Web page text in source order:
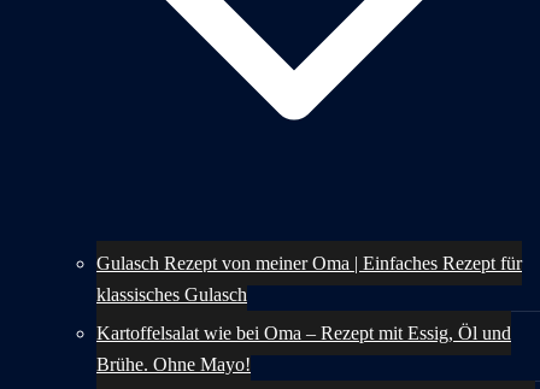
Gulasch Rezept von meiner Oma | Einfaches Rezept für
klassisches Gulasch
Kartoffelsalat wie bei Oma – Rezept mit Essig, Öl und
Brühe. Ohne Mayo!